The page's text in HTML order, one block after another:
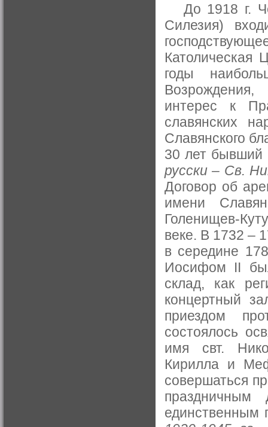
До 1918 г.
Силезия)
Католическая
годы
интерес к
славянских
Славянского
30 лет бывший
русски – Св.
Договор об
имени
Голенищев-
веке. В 1732 –
в середине
Иосифом II
склад, как
концертный
приездом
состоялось
имя свт.
Кирилла и
совершаться
праздничным